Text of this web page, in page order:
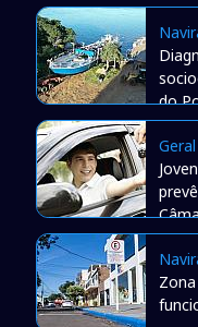
do
Geral